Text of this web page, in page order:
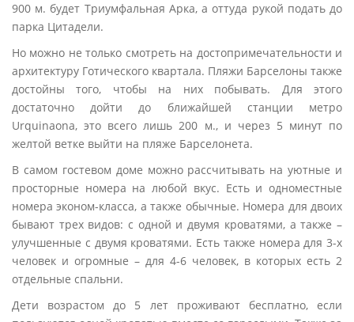
900 м. будет Триумфальная Арка, а оттуда рукой подать до
парка Цитадели.
Но можно не только смотреть на достопримечательности и
архитектуру Готического квартала. Пляжи Барселоны также
достойны того, чтобы на них побывать. Для этого
достаточно дойти до ближайшей станции метро
Urquinaona, это всего лишь 200 м., и через 5 минут по
желтой ветке выйти на пляже Барселонета.
В самом гостевом доме можно рассчитывать на уютные и
просторные номера на любой вкус. Есть и одноместные
номера эконом-класса, а также обычные. Номера для двоих
бывают трех видов: с одной и двумя кроватями, а также –
улучшенные с двумя кроватями. Есть также номера для 3-х
человек и огромные – для 4-6 человек, в которых есть 2
отдельные спальни.
Дети возрастом до 5 лет проживают бесплатно, если